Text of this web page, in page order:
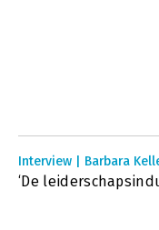
Interview | Barbara
‘De